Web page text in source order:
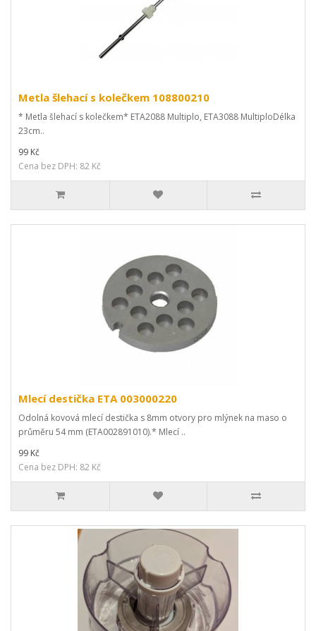
Metla šlehací s kolečkem 108800210
* Metla šlehací s kolečkem* ETA2088 Multiplo, ETA3088 MultiploDélka
23cm..
99 Kč
Cena bez DPH: 82 Kč
Mlecí destička ETA 003000220
Odolná kovová mlecí destička s 8mm otvory pro mlýnek na maso o
průměru 54 mm (ETA002891010).* Mlecí ..
99 Kč
Cena bez DPH: 82 Kč